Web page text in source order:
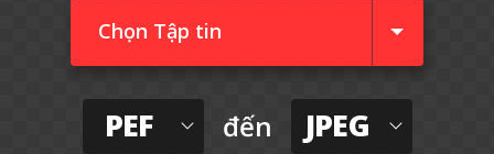
Chọn Tập tin
PEF đến JPEG